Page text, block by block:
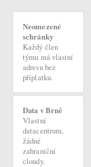
Neomezené
schránky
Každý člen
týmu má vlastní
adresu bez
příplatku.
Data v Brně
Vlastní
datacentrum,
žádné
zahraniční
cloudy.